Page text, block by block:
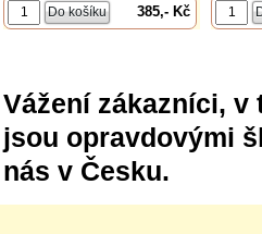
385,- Kč
Vážení zákazníci, v
jsou opravdovými
nás v Česku.